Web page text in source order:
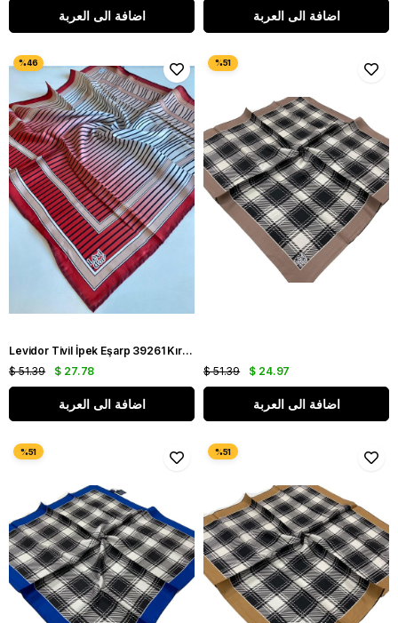
اضافة الى العربة اضافة الى العربة
Levidor Tivil İpek Eşarp 39261 Kırmızı Karışık Desen
$ 27.78
$ 51.39
اضافة الى العربة
$ 24.97
$ 51.39
اضافة الى العربة